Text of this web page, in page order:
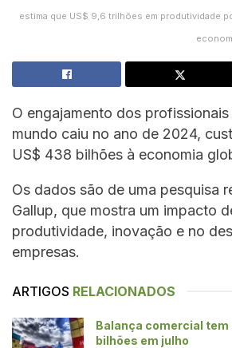
estima que US$ 9,6 trilhões em produtividade
O engajamento dos
mundo caiu no ano de 2024,
US$ 438 bilhões à economia
Os dados são de uma pesquisa
Gallup, que mostra um impacto
produtividade, inovação e no
empresas.
ARTIGOS RELACIONADOS
Balança comercial tem
bilhões em julho